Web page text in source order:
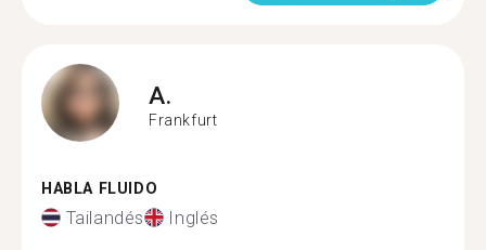
A.
Frankfurt
HABLA FLUIDO
Tailandés Inglés